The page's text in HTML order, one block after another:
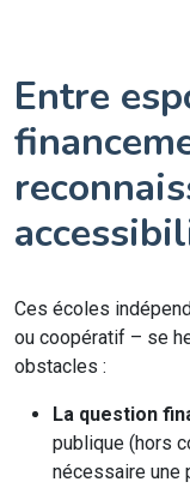
Entre
Ces écoles
ou coopératif – se
obstacles :
La question
publique (hors
nécessaire une